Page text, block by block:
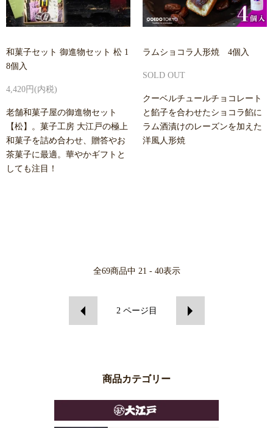
和菓子セット 御進物セット 松 1
8個入
4,420円(内税)
老舗和菓子屋の御進物セット
【松】。菓子工房 大江戸の極上
和菓子を詰め合わせ、贈答やお
茶菓子に最適。華やかギフトと
しても注目！
ラムショコラ人形焼 4個入
SOLD OUT
クーベルチュールチョコレート
と餡子を合わせたショコラ餡に
ラム酒漬けのレーズンを加えた
洋風人形焼
全69商品中 21 - 40表示
2 ページ目
商品カテゴリー